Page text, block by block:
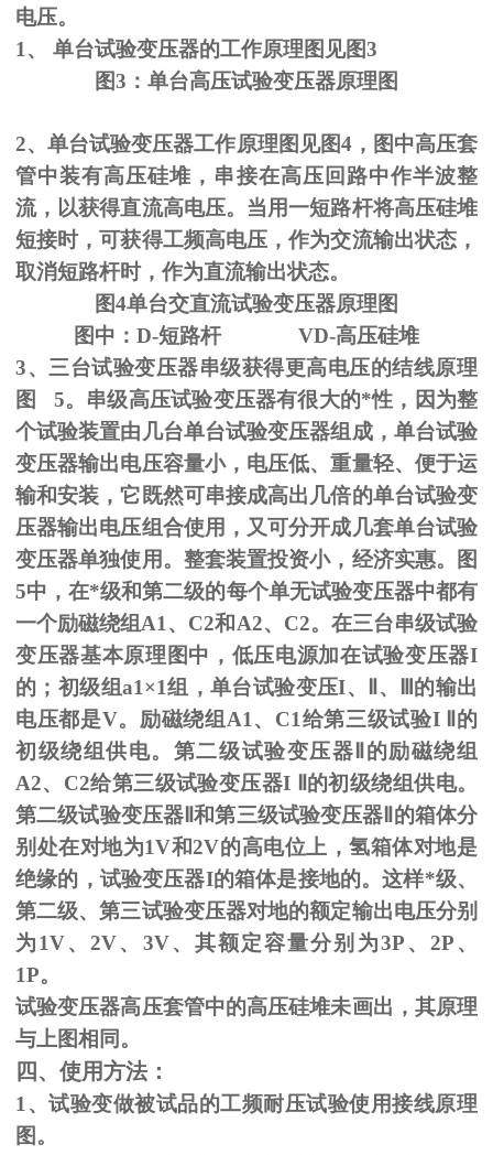
电压。
1、 单台试验变压器的工作原理图见图3
图3 ：单台高压试验变压器原理图
2、单台试验变压器工作原理图见图4 ，图中高压套
管中装有高压硅堆，串接在高压回路中作半波整
流，以获得直流高电压。当用一短路杆将高压硅堆
短接时，可获得工频高电压，作为交流输出状态，
取消短路杆时，作为直流输出状态。
图4单台交直流试验变压器原理图
图中： D-短路杆 VD-高压硅堆
3、三台试验变压器串级获得更高电压的结线原理
图 5。串级高压试验变压器有很大的*性，因为整
个试验装置由几台单台试验变压器组成，单台试验
变压器输出电压容量小，电压低、重量轻、便于运
输和安装，它既然可串接成高出几倍的单台试验变
压器输出电压组合使用，又可分开成几套单台试验
变压器单独使用。整套装置投资小，经济实惠。图
5中，在*级和第二级的每个单无试验变压器中都有
一个励磁绕组 A1 、 C2和 A2、 C2。在三台串级试验
变压器基本原理图中，低压电源加在试验变压器I
的；初级组a1×1组，单台试验变压I、 、
的输出
电压都是V。励磁绕组 A1 、 C1给第三级试验I
Ⅱ的
初级绕组供电。第二级试验变压器Ⅱ的励磁绕组
A2、C2给第三级试验变压器I Ⅱ的初级绕组供电。
第二级试验变压器Ⅱ和第三级试验变压器Ⅱ的箱体分
别处在对地为1V和2V的高电位上，氢箱体对地是
绝缘的，试验变压器I的箱体是接地的。这样*级、
第二级、第三试验变压器对地的额定输出电压分别
为1V、2V、3V、其额定容量分别为3P、2P、
1P。
试验变压器高压套管中的高压硅堆未画出，其原理
与上图相同。
四、使用方法：
1、试验变做被试品的工频耐压试验使用接线原理
图。